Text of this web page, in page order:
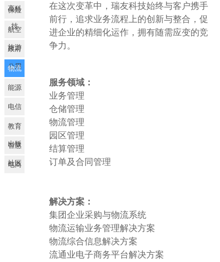
高科
技
保险
航空
旅游
政府
公用
物流
能源
电信
教育
出版
智慧
社区
电商
在这次变革中，瑞友科技始终与客户携手
前行，追求业务流程上的创新与整合，促
进企业的精细化运作，拥有随需应变的竞
争力。
服务领域：
业务管理
仓储管理
物流管理
园区管理
结算管理
订单及合同管理
解决方案：
集团企业采购与物流系统
物流运输业务管理解决方案
物流综合信息解决方案
流通业电子商务平台解决方案